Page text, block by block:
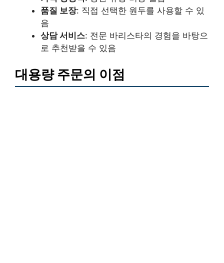
품질 보장: 직접 선택한 원두를 사용할 수 있
음
상담 서비스: 전문 바리스타의 경험을 바탕으
로 추천받을 수 있음
대용량 주문의 이점